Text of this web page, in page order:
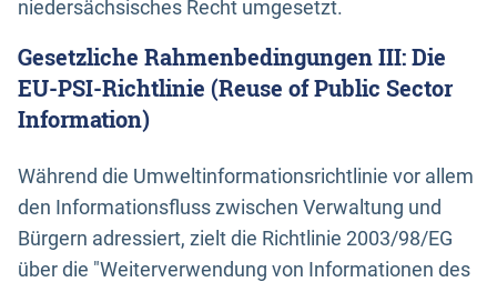
niedersächsisches Recht umgesetzt.
Gesetzliche Rahmenbedingungen III: Die
EU-PSI-Richtlinie (Reuse of Public Sector
Information)
Während die Umweltinformationsrichtlinie vor allem
den Informationsfluss zwischen Verwaltung und
Bürgern adressiert, zielt die Richtlinie 2003/98/EG
über die "Weiterverwendung von Informationen des